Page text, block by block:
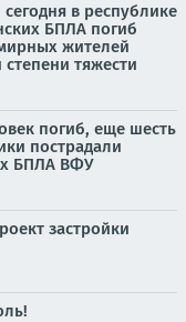
в республике
БПЛА погиб
жителей
тяжести
погиб, еще шесть
пострадали
БПЛА ВФУ
застройки